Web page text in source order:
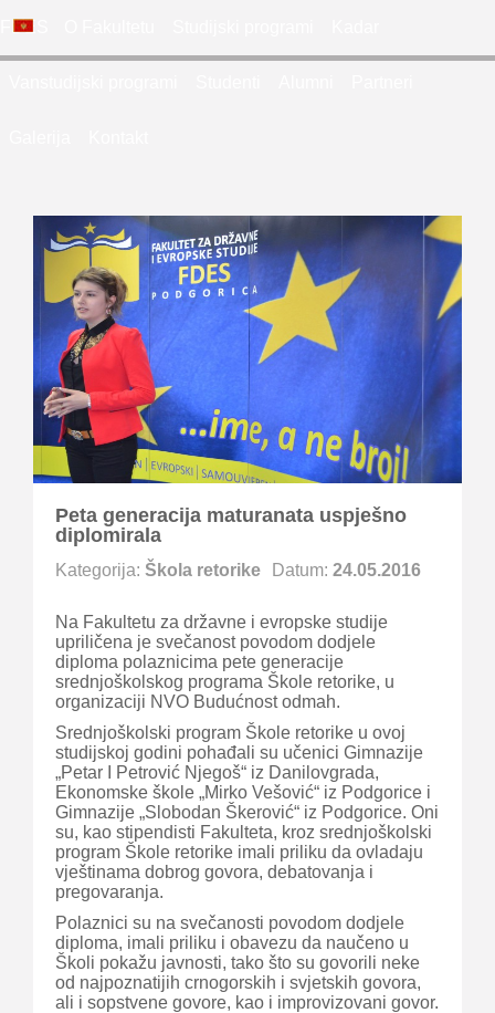
FDES
Peta generacija maturanata uspješno
diplomirala
Kategorija: Škola retorike Datum: 24.05.2016
Na Fakultetu za državne i evropske studije
upriličena je svečanost povodom dodjele
diploma polaznicima pete generacije
srednjoškolskog programa Škole retorike, u
organizaciji NVO Budućnost odmah.
Srednjoškolski program Škole retorike u ovoj
studijskoj godini pohađali su učenici Gimnazije
„Petar I Petrović Njegoš“ iz Danilovgrada,
Ekonomske škole „Mirko Vešović“ iz Podgorice i
Gimnazije „Slobodan Škerović“ iz Podgorice. Oni
su, kao stipendisti Fakulteta, kroz srednjoškolski
program Škole retorike imali priliku da ovladaju
vještinama dobrog govora, debatovanja i
pregovaranja.
Polaznici su na svečanosti povodom dodjele
diploma, imali priliku i obavezu da naučeno u
Školi pokažu javnosti, tako što su govorili neke
od najpoznatijih crnogorskih i svjetskih govora,
ali i sopstvene govore, kao i improvizovani govor.